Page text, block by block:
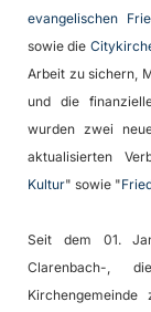
evangelischen
sowie die
Arbeit zu sichern,
und die
wurden zwei
aktualisierten
Kultur" sowie "
Seit dem 01.
Clarenbach-,
Kirchengemeinde